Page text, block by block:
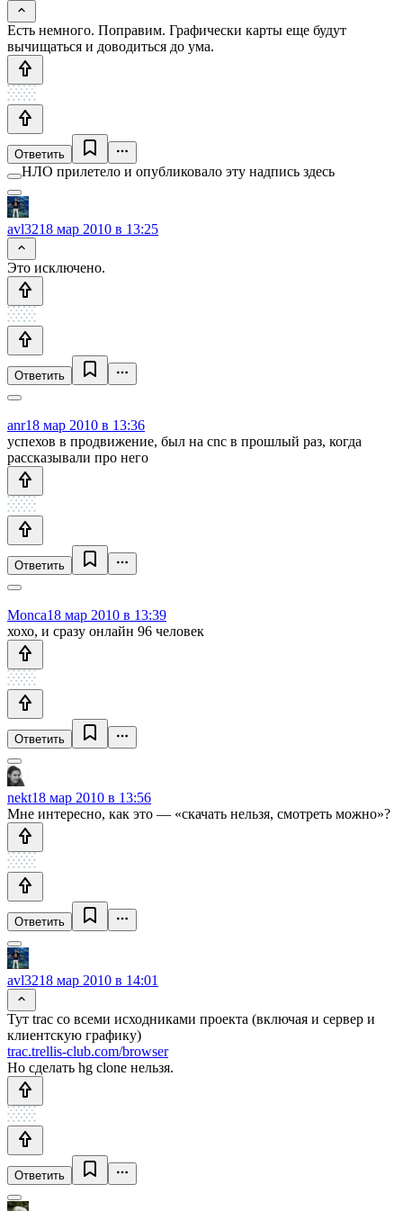
Есть немного. Поправим. Графически карты еще будут
вычищаться и доводиться до ума.
Ответить
НЛО прилетело и опубликовало эту надпись здесь
avl3218 мар 2010 в 13:25
Это исключено.
Ответить
anr18 мар 2010 в 13:36
успехов в продвижение, был на cnc в прошлый раз, когда
рассказывали про него
Ответить
Monca18 мар 2010 в 13:39
хохо, и сразу онлайн 96 человек
Ответить
nekt18 мар 2010 в 13:56
Мне интересно, как это — «скачать нельзя, смотреть можно»?
Ответить
avl3218 мар 2010 в 14:01
Тут trac со всеми исходниками проекта (включая и сервер и
клиентскую графику)
trac.trellis-club.com/browser
Но сделать hg clone нельзя.
Ответить